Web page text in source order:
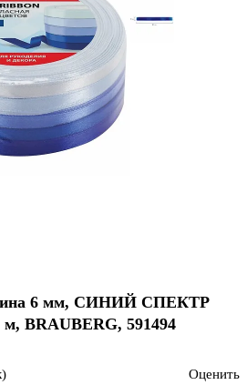
6 мм, СИНИЙ СПЕКТР
м, BRAUBERG, 591494
Оценить